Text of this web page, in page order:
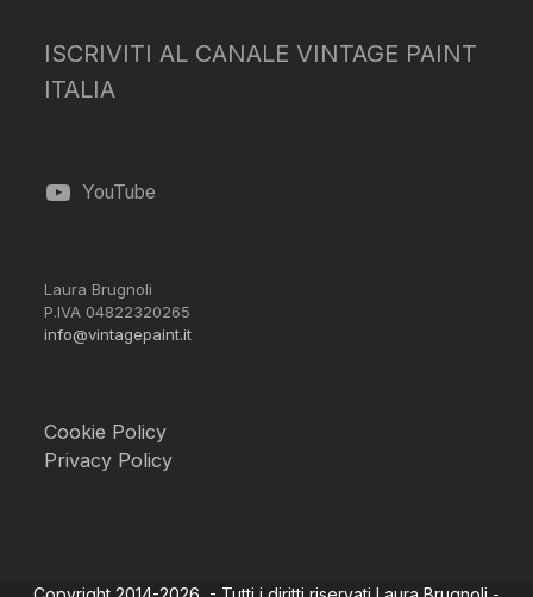
ISCRIVITI AL CANALE VINTAGE PAINT
ITALIA
YouTube
Laura Brugnoli
P.IVA 04822320265
info@vintagepaint.it
Cookie Policy
Privacy Policy